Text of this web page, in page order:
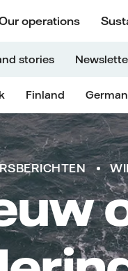
operations
stories
Finland